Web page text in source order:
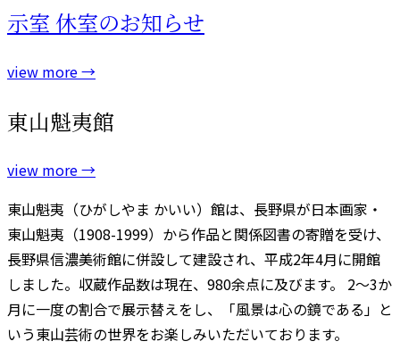
示室 休室のお知らせ
view more→
東山魁夷館
view more→
東山魁夷（ひがしやま かいい）館は、長野県が日本画家・
東山魁夷（1908-1999）から作品と関係図書の寄贈を受け、
長野県信濃美術館に併設して建設され、平成2年4月に開館
しました。収蔵作品数は現在、980余点に及びます。 2～3か
月に一度の割合で展示替えをし、「風景は心の鏡である」と
いう東山芸術の世界をお楽しみいただいております。